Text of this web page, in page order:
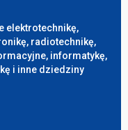
elektrotechnikę,
radiotechnikę,
informatykę,
i inne dziedziny